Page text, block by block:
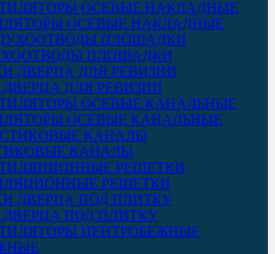
ОСЕВЫЕ НАКЛАДНЫЕ
ПЛОЩАДКИ
ДЛЯ РЕВИЗИИ
ОСЕВЫЕ КАНАЛЬНЫЕ
КАНАЛЫ
РЕШЕТКИ
ПОД ПЛИТКУ